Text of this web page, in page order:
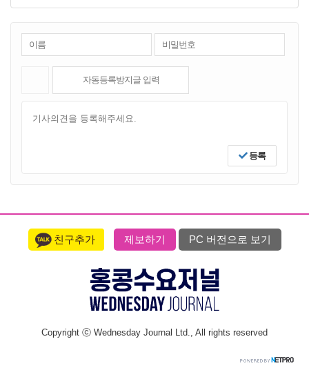
등록
친구추가 제보하기 PC 버전으로 보기
Copyright ⓒ Wednesday Journal Ltd., All rights reserved